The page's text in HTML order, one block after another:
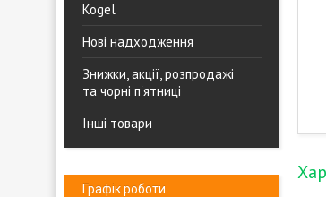
Kogel
Нові надходження
Знижки, акції, розпродажі
та чорні п'ятниці
Інші товари
Графік роботи